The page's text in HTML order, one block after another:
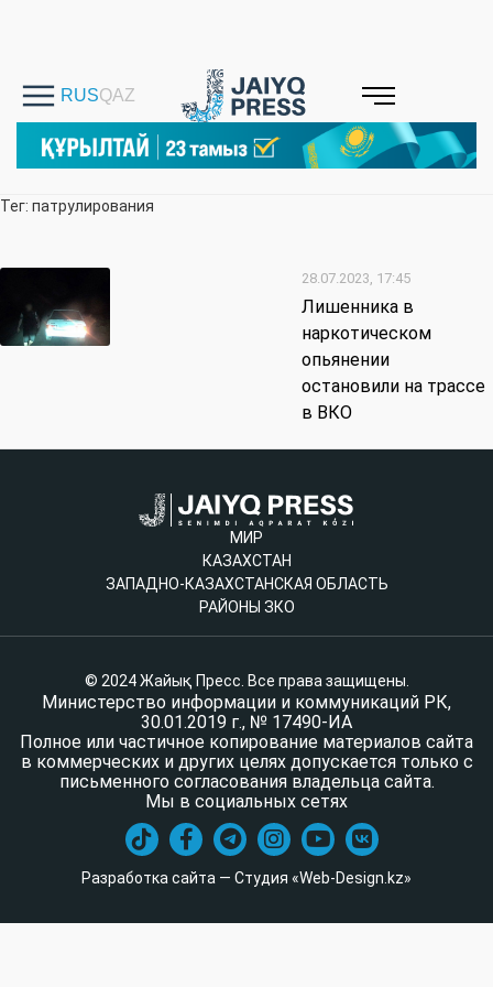
Тег: патрулирования
28.07.2023, 17:45
Лишенника в
наркотическом
опьянении
остановили на трассе
в ВКО
МИР
КАЗАХСТАН
ЗАПАДНО-КАЗАХСТАНСКАЯ ОБЛАСТЬ
РАЙОНЫ ЗКО
© 2024 Жайық Пресс. Все права защищены.
Министерство информации и коммуникаций РК,
30.01.2019 г., № 17490-ИА
Полное или частичное копирование материалов сайта
в коммерческих и других целях допускается только с
письменного согласования владельца сайта.
Мы в социальных сетях
Разработка сайта — Студия «Web-Design.kz»